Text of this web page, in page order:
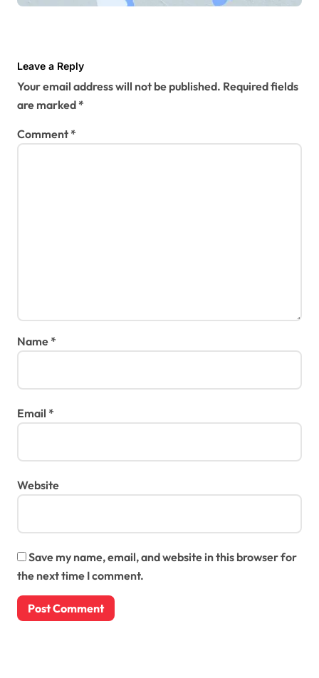
Leave a Reply
Your email address will not be published. Required fields
are marked*
Comment*
Name*
Email *
Website
Save my name, email, and website in this browser for
the next time I comment.